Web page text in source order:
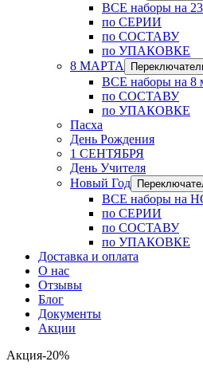
ВСЕ наборы на 23
по СЕРИИ
по СОСТАВУ
по УПАКОВКЕ
8 МАРТА
ВСЕ наборы на 8
по СОСТАВУ
по УПАКОВКЕ
Пасха
День Рождения
1 СЕНТЯБРЯ
День Учителя
Новый Год
ВСЕ наборы на
по СЕРИИ
по СОСТАВУ
по УПАКОВКЕ
Доставка и оплата
О нас
Отзывы
Блог
Документы
Акции
Акция-20%